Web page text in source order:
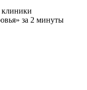
клиники
за 2 минуты